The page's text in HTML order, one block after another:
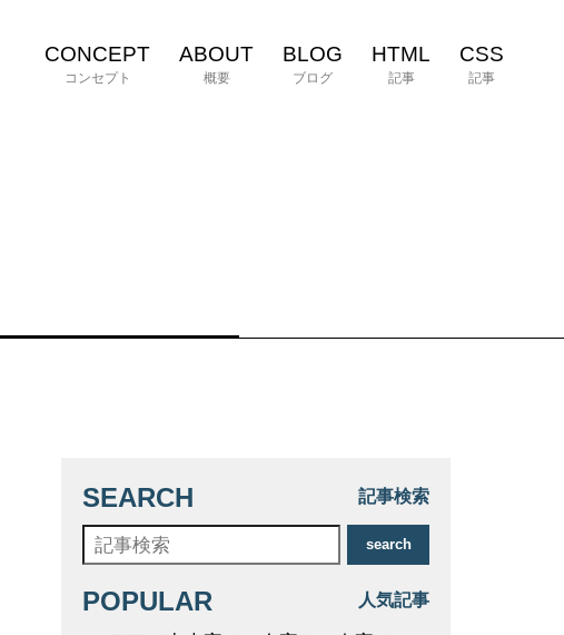
CONCEPT
コンセプト
ABOUT
概要
BLOG
ブログ
HTML
記事
CSS
記事
記事検索
SEARCH
search
人気記事
POPULAR